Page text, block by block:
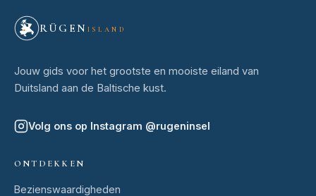
RÜGEN ISLAND
Jouw gids voor het grootste en mooiste eiland van
Duitsland aan de Baltische kust.
Volg ons op Instagram @rugeninsel
ONTDEKKEN
Bezienswaardigheden